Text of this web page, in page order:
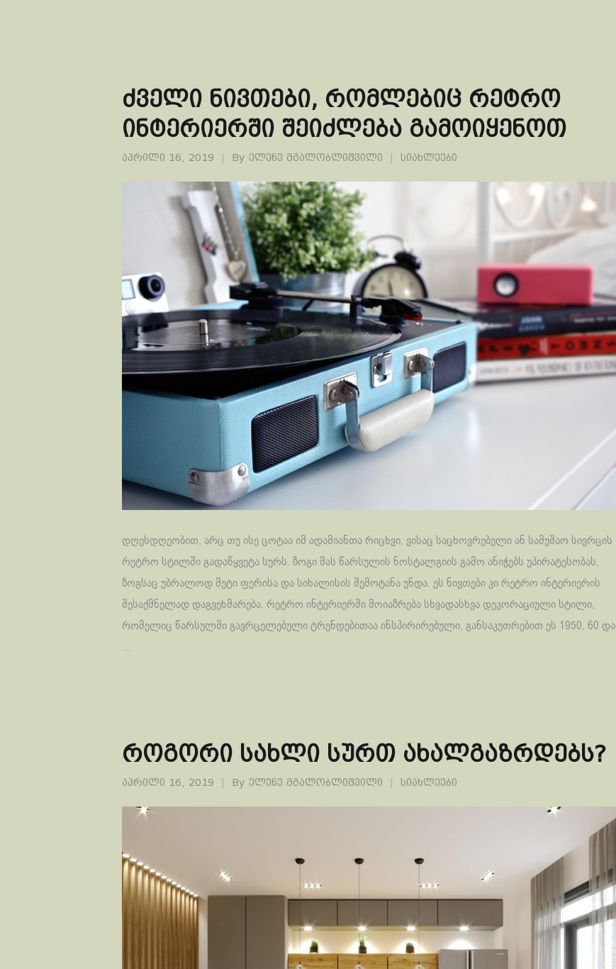
ძველი ნივთები, რომლებიც რეტრო
ინტერიერში შეიძლება გამოიყენოთ
აპრილი 16, 2019 By ელენე მგალობლიშვილი სიახლეები
დღესდღეობით, არც თუ ისე ცოტაა იმ ადამიანთა რიცხვი, ვისაც საცხოვრებელი ან სამუშაო სივრცის
რეტრო სტილში გადაწყვეტა სურს. ზოგი მას წარსულის ნოსტალგიის გამო ანიჭებს უპირატესობას,
ზოგსაც უბრალოდ მეტი ფერისა და სიხალისის შემოტანა უნდა. ეს ნივთები კი რეტრო ინტერიერის
შესაქმნელად დაგვეხმარება. რეტრო ინტერიერში მოიაზრება სხვადასხვა დეკორაციული სტილი,
რომელიც წარსულში გავრცელებული ტრენდებითაა ინსპირირებული, განსაკუთრებით ეს 1950, 60 და
…
როგორი სახლი სურთ ახალგაზრდებს?
აპრილი 16, 2019 By ელენე მგალობლიშვილი სიახლეები